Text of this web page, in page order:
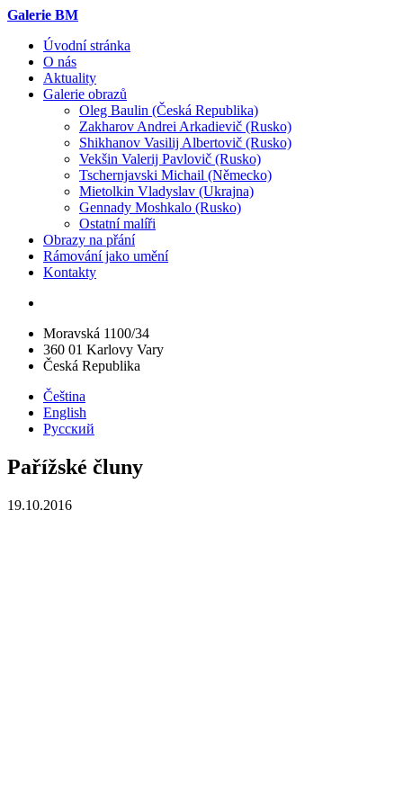
Galerie BM
Úvodní stránka
O nás
Aktuality
Galerie obrazů
Oleg Baulin (Česká Republika)
Zakharov Andrei Arkadievič (Rusko)
Shikhanov Vasilij Albertovič (Rusko)
Vekšin Valerij Pavlovič (Rusko)
Tschernjavski Michail (Německo)
Mietolkin Vladyslav (Ukrajna)
Gennady Moshkalo (Rusko)
Ostatní malíři
Obrazy na přání
Rámování jako umění
Kontakty
Moravská 1100/34
360 01 Karlovy Vary
Česká Republika
Čeština
English
Русский
Pařížské čluny
19.10.2016